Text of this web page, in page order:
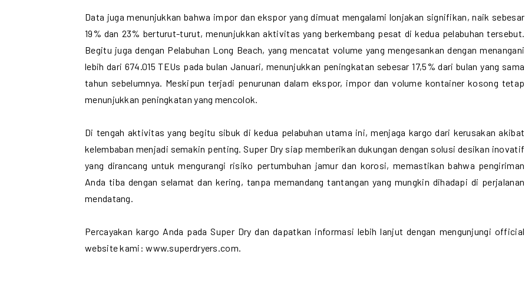
Data juga menunjukkan bahwa impor dan ekspor yang dimuat mengalami lonjakan signifikan, naik sebesar
19% dan 23% berturut-turut, menunjukkan aktivitas yang berkembang pesat di kedua pelabuhan tersebut.
Begitu juga dengan Pelabuhan Long Beach, yang mencatat volume yang mengesankan dengan menangani
lebih dari 674.015 TEUs pada bulan Januari, menunjukkan peningkatan sebesar 17,5% dari bulan yang sama
tahun sebelumnya. Meskipun terjadi penurunan dalam ekspor, impor dan volume kontainer kosong tetap
menunjukkan peningkatan yang mencolok.
Di tengah aktivitas yang begitu sibuk di kedua pelabuhan utama ini, menjaga kargo dari kerusakan akibat
kelembaban menjadi semakin penting. Super Dry siap memberikan dukungan dengan solusi desikan inovatif
yang dirancang untuk mengurangi risiko pertumbuhan jamur dan korosi, memastikan bahwa pengiriman
Anda tiba dengan selamat dan kering, tanpa memandang tantangan yang mungkin dihadapi di perjalanan
mendatang.
Percayakan kargo Anda pada Super Dry dan dapatkan informasi lebih lanjut dengan mengunjungi official
website kami: www.superdryers.com.